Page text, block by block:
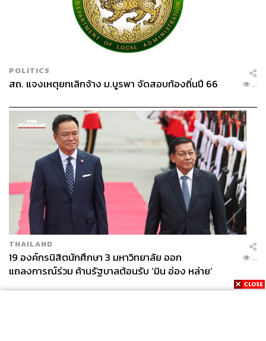
TAGS: การค้ามนุษย์
กระทรวงดิจิทัลเพื่อเศรษฐกิจและสังคม
กรมป้องกันและบรรเทาสาธารณภัย
อนุทิน ชาญวีรกูล
กรมการปกครอง
ผู้ใหญ่บ้าน
กำนัน
ผู้ว่าราชการจังหวัด
กระทรวงมหาดไทย
นายกรัฐมนตรี
98
POLITICS
สถ. แจงเหตุยกเลิกจ้าง ม.บูรพา จัดสอบท้องถิ่นปี 66 ...
THAILAND
19 องค์กรนิสิตนักศึกษา 3 มหาวิทยาลัย ออก
แถลงการณ์ร่วม ค้านรัฐบาลต้อนรับ ‘มิน อ่อง หล่าย’
...